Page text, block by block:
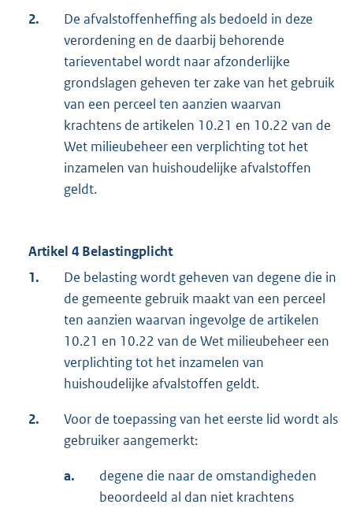
2.
De afvalstoffenheffing als bedoeld in deze
verordening en de daarbij behorende
tarieventabel wordt naar afzonderlijke
grondslagen geheven ter zake van het gebruik
van een perceel ten aanzien waarvan
krachtens de artikelen 10.21 en 10.22 van de
Wet milieubeheer een verplichting tot het
inzamelen van huishoudelijke afvalstoffen
geldt.
Artikel 4 Belastingplicht
1.
De belasting wordt geheven van degene die in
de gemeente gebruik maakt van een perceel
ten aanzien waarvan ingevolge de artikelen
10.21 en 10.22 van de Wet milieubeheer een
verplichting tot het inzamelen van
huishoudelijke afvalstoffen geldt.
2.
Voor de toepassing van het eerste lid wordt als
gebruiker aangemerkt:
a.
degene die naar de omstandigheden
beoordeeld al dan niet krachtens